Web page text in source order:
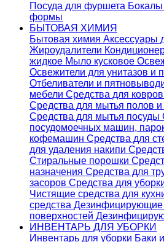
Посуда для фуршета Бокалы
формы
БЫТОВАЯ ХИМИЯ
Бытовая химия Аксессуары
Жироудалители
жидкое Мыло кусковое
Освежители для унитазов и
Отбеливатели и
мебели Средства для
Средства для мытья полов
Средства для мытья посуды
посудомоечных машин,
кофемашин Средства для
для удаления накипи
Стиральные порошки
назначения Средства для
засоров Средства для
Чистящие средства для
средства Дезинфицирующие
поверхностей
ИНВЕНТАРЬ ДЛЯ УБОРКИ
Инвентарь для уборки Баки